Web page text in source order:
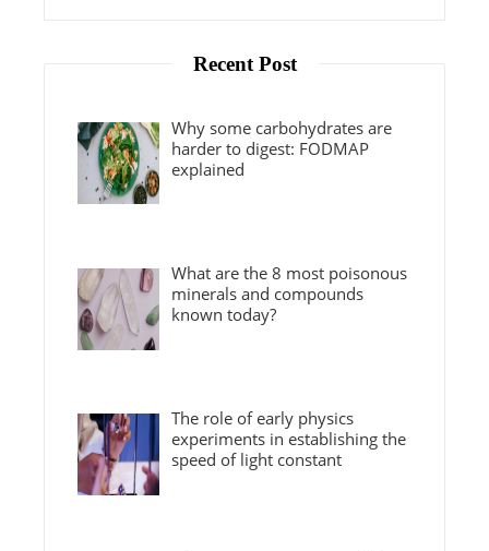
Recent Post
Why some carbohydrates are
harder to digest: FODMAP
explained
What are the 8 most poisonous
minerals and compounds
known today?
The role of early physics
experiments in establishing the
speed of light constant